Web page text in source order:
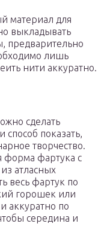
материал для
выкладывать
предварительно
лишь
нити аккуратно.
сделать
способ показать,
творчество.
форма фартука с
атласных
весь фартук по
горошек или
аккуратно по
середина и